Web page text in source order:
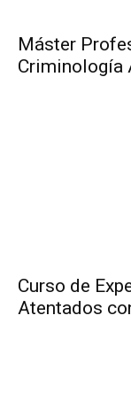
Máster
Criminología
Curso de
Atentados